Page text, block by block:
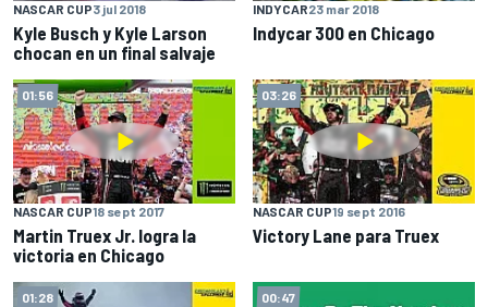
NASCAR CUP3 jul 2018
Kyle Busch y Kyle Larson
chocan en un final salvaje
INDYCAR23 mar 2018
Indycar 300 en Chicago
01:56
NASCAR CUP18 sept 2017
Martin Truex Jr. logra la
victoria en Chicago
03:26
NASCAR CUP19 sept 2016
Victory Lane para Truex
01:28 00:47